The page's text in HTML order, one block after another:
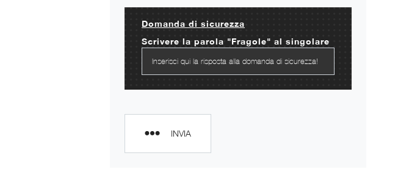
Domanda di sicurezza
Scrivere la parola "Fragole" al singolare
INVIA